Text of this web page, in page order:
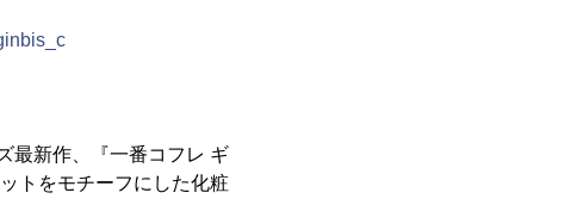
最新作、『一番コフレ ギ
トをモチーフにした化粧